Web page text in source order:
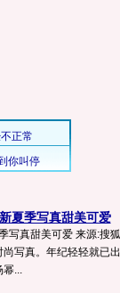
夏季写真甜美可爱
写真甜美可爱 来源:搜
写真。年纪轻轻就已
幂...